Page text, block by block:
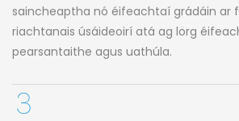
saincheaptha nó éifeachtaí grádáin ar
riachtanais úsáideoirí atá ag lorg
pearsantaithe agus uathúla.